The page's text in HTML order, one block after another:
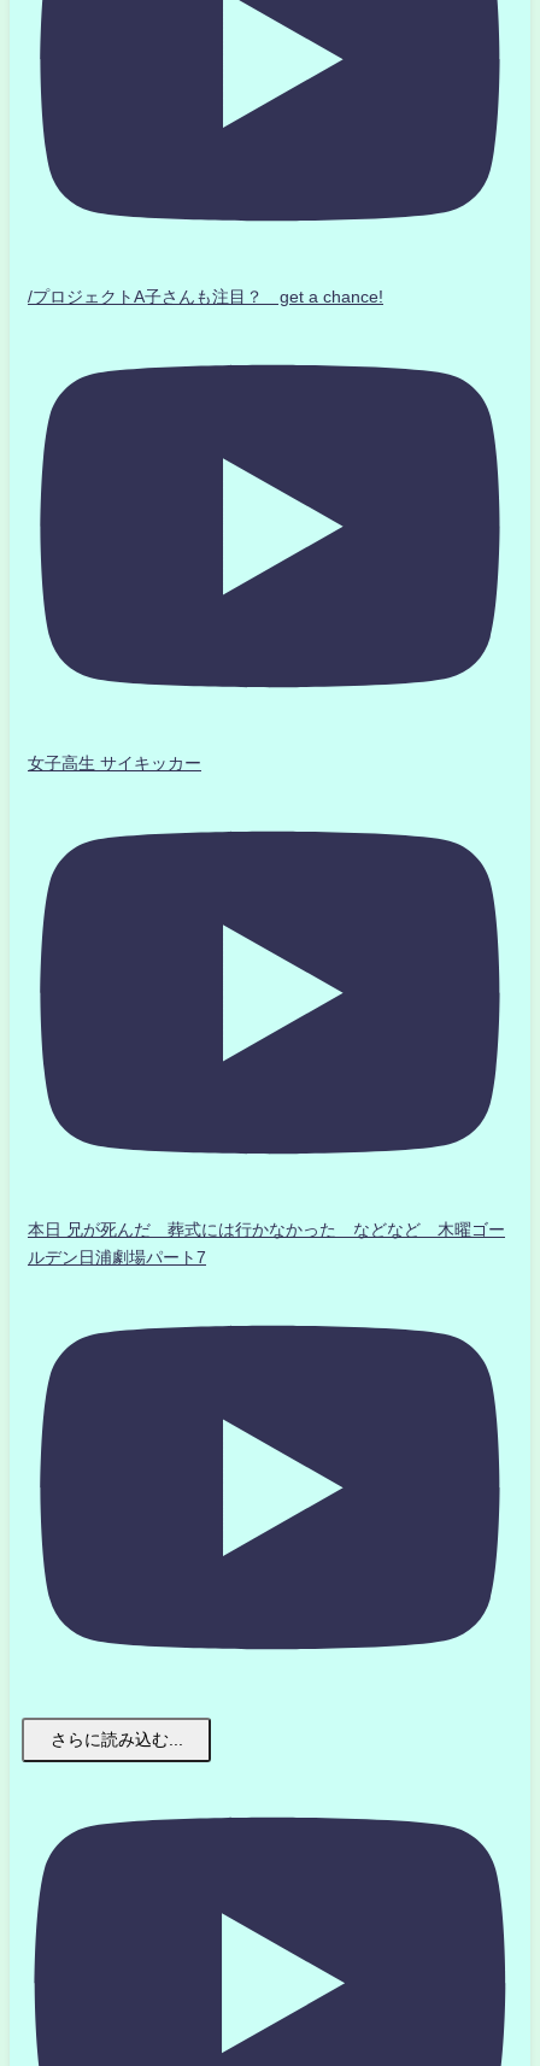
/プロジェクトA子さんも注目？ get a chance!
女子高生 サイキッカー
本日 兄が死んだ 葬式には行かなかった などなど 木曜ゴー
ルデン日浦劇場パート7
さらに読み込む...